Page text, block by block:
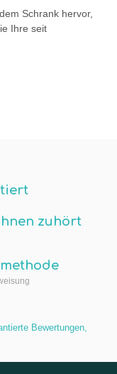
Schrank hervor,
Ihre seit
zuhört
Bewertungen,